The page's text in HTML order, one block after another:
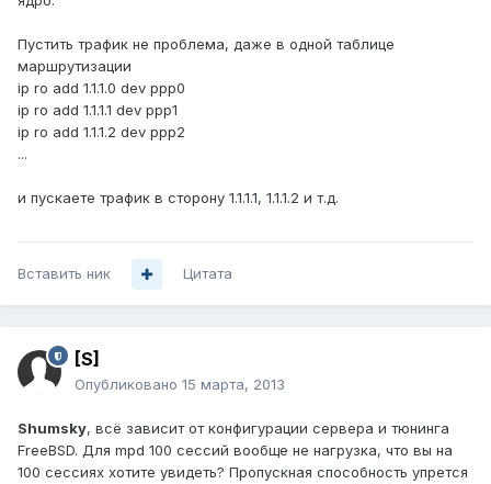
Пустить трафик не проблема, даже в одной таблице
маршрутизации
ip ro add 1.1.1.0 dev ppp0
ip ro add 1.1.1.1 dev ppp1
ip ro add 1.1.1.2 dev ppp2
...
и пускаете трафик в сторону 1.1.1.1, 1.1.1.2 и т.д.
Вставить ник Цитата
[S]
Опубликовано 15 марта, 2013
Shumsky, всё зависит от конфигурации сервера и тюнинга
FreeBSD. Для mpd 100 сессий вообще не нагрузка, что вы на
100 сессиях хотите увидеть? Пропускная способность упрется